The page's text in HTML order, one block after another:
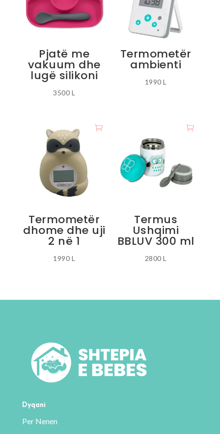
Pjatë me
vakuum dhe
lugë silikoni
3500 L
variante.
Mundësitë
faqja
produktit
Termometër
ambienti
1990L
Termometër
dhome dhe uji
2 në 1
1990 L
Termus
Ushqimi
BBLUV 300 ml
2800L
mund
të
zgjidhen
Dyqani
Per Nenen